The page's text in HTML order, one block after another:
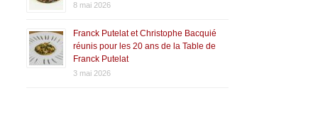
8 mai 2026
Franck Putelat et Christophe Bacquié
réunis pour les 20 ans de la Table de
Franck Putelat
3 mai 2026